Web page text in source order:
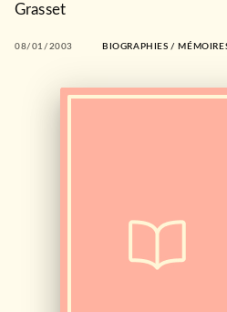
Grasset
08/01/2003 BIOGRAPHIES /